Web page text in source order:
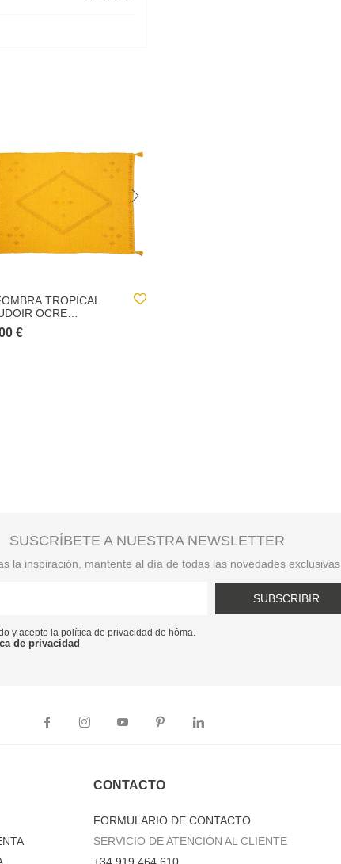
TROPICAL
OCRE
€
SUSCRÍBETE A NUESTRA NEWSLETTER
la inspiración, mantente al día de todas las novedades exclusivas
SUBSCRIBIR
y acepto la política de privacidad de hôma.
de privacidad
CONTACTO
FORMULARIO DE CONTACTO
SERVICIO DE ATENCIÓN AL CLIENTE